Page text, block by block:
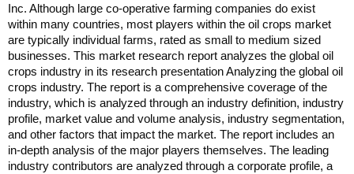
Inc. Although large co-operative farming companies do exist
within many countries, most players within the oil crops market
are typically individual farms, rated as small to medium sized
businesses. This market research report analyzes the global oil
crops industry in its research presentation Analyzing the global oil
crops industry. The report is a comprehensive coverage of the
industry, which is analyzed through an industry definition, industry
profile, market value and volume analysis, industry segmentation,
and other factors that impact the market. The report includes an
in-depth analysis of the major players themselves. The leading
industry contributors are analyzed through a corporate profile, a